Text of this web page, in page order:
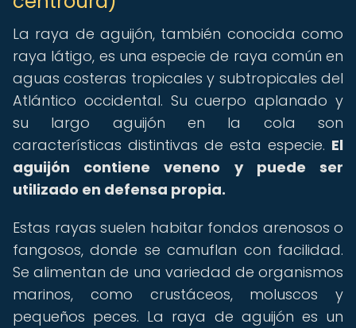
La raya de aguijón, también conocida como
raya látigo, es una especie de raya común en
aguas costeras tropicales y subtropicales del
Atlántico occidental. Su cuerpo aplanado y
su largo aguijón en la cola son
características distintivas de esta especie. El
aguijón contiene veneno y puede ser
utilizado en defensa propia.
Estas rayas suelen habitar fondos arenosos o
fangosos, donde se camuflan con facilidad.
Se alimentan de una variedad de organismos
marinos, como crustáceos, moluscos y
pequeños peces. La raya de aguijón es un